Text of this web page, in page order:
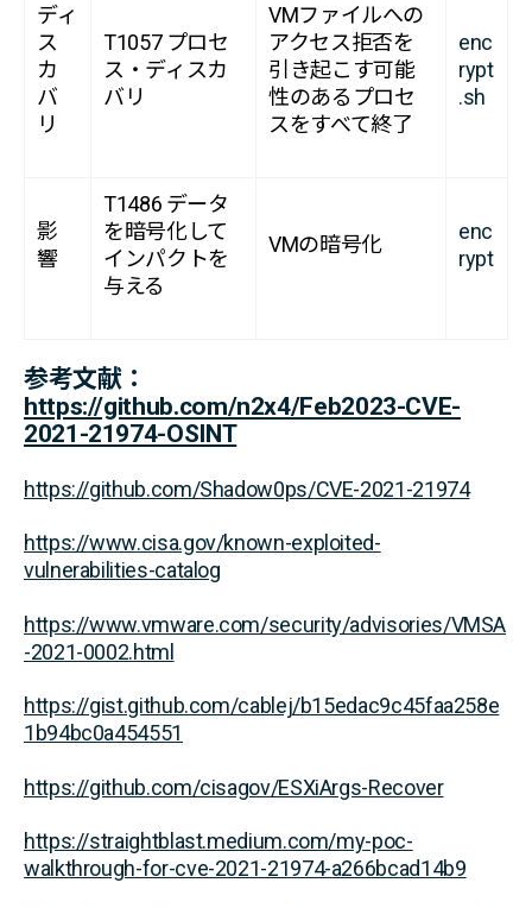
ディ
ス
カ
バ
リ
T1057 プロセ
ス・ディスカ
バリ
VMファイルへの
アクセス拒否を
引き起こす可能
性のあるプロセ
スをすべて終了
enc
rypt
.sh
影
響
T1486 データ
を暗号化して
インパクトを
与える
VMの暗号化
enc
rypt
参考文献：
https://github.com/n2x4/Feb2023-CVE-
2021-21974-OSINT
https://github.com/Shadow0ps/CVE-2021-21974
https://www.cisa.gov/known-exploited-
vulnerabilities-catalog
https://www.vmware.com/security/advisories/VMSA
-2021-0002.html
https://gist.github.com/cablej/b15edac9c45faa258e
1b94bc0a454551
https://github.com/cisagov/ESXiArgs-Recover
https://straightblast.medium.com/my-poc-
walkthrough-for-cve-2021-21974-a266bcad14b9